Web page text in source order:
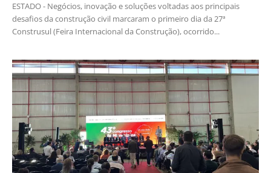
ESTADO - Negócios, inovação e soluções voltadas aos principais
desafios da construção civil marcaram o primeiro dia da 27ª
Construsul (Feira Internacional da Construção), ocorrido...